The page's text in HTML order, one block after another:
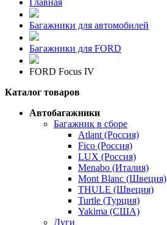
Багажники для автомобилей
Багажники для FORD
FORD Focus IV
Каталог товаров
Автобагажники
Багажник в сборе
Atlant (Россия)
Fico (Россия)
LUX (Россия)
Menabo (Италия)
Mont Blanc (Швеция)
THULE (Швеция)
Turtle (Турция)
Yakima (США)
Дуги